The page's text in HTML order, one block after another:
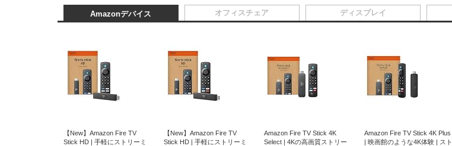
Amazonデバイス
【New】Amazon Fire TV
Stick HD | 手軽にストリーミ
【New】Amazon Fire TV
Stick HD | 手軽にストリーミ
Amazon Fire TV Stick 4K
Select | 4Kの高画質ストリー
Amazon Fire TV Stick 4K Plus
| 映画館のような4K体験 | スト
オフィスチェア ディスプレイ